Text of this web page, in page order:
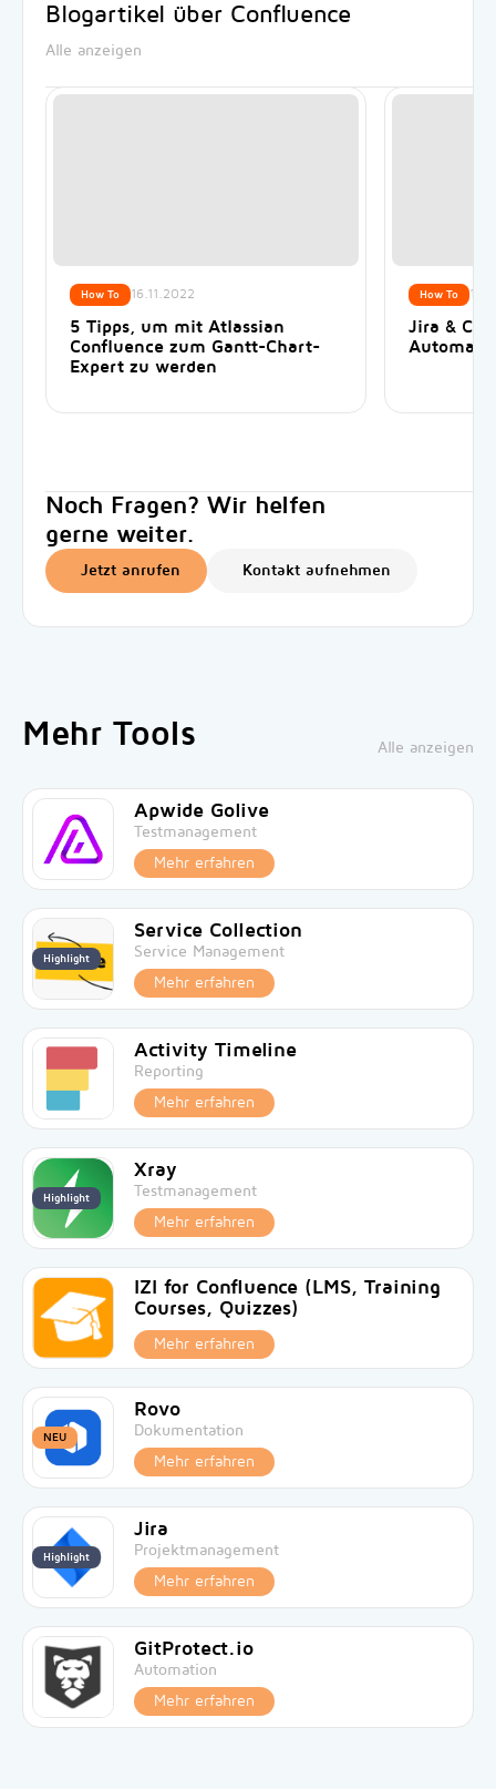
Blogartikel über Confluence
Alle anzeigen
How To 16.11.2022
5 Tipps, um mit Atlassian
Confluence zum Gantt-Chart-
Expert zu werden
How To
Jira &
Noch Fragen? Wir helfen
gerne weiter.
Jetzt anrufen Kontakt aufnehmen
Mehr Tools Alle anzeigen
Apwide Golive
Testmanagement
Mehr erfahren
Highlight
Service Collection
Service Management
Mehr erfahren
Activity Timeline
Reporting
Mehr erfahren
Highlight
Xray
Testmanagement
Mehr erfahren
IZI for Confluence (LMS, Training
Courses, Quizzes)
Mehr erfahren
NEU
Rovo
Dokumentation
Mehr erfahren
Highlight
Jira
Projektmanagement
Mehr erfahren
GitProtect.io
Automation
Mehr erfahren